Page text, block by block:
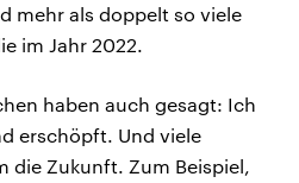
mehr als doppelt so viele
im Jahr 2022.
haben auch gesagt: Ich
erschöpft. Und viele
die Zukunft. Zum Beispiel,